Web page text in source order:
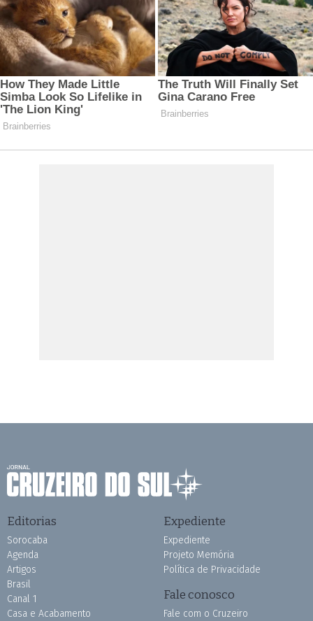
Editorias
Sorocaba
Agenda
Artigos
Brasil
Canal 1
Casa e Acabamento
Expediente
Expediente
Projeto Memória
Política de Privacidade
Fale conosco
Fale com o Cruzeiro